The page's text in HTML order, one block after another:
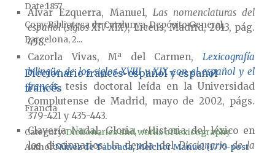
Alvar Ezquerra, Manuel,Las nomenclaturas del
español (siglos XIV-XIX), Liceus, Madrid, 2013, pág.
458.
Cazorla Vivas, Mª del Carmen,Lexicografía
bilingüe de los siglos XVIII y XIX con el español y el
francés, tesis doctoral leída en la Universidad
Complutense de Madrid, mayo de 2002, págs.
379-421 y 435-443.
Clavería Nadal, Gloria, «Historia del léxico en
los diccionarios: la deuda delDiccionario de la
Date1857
CopyBiblioteca de Catalunya, Depósito General,
Barcelona, 2...
Diccionario francés-español y español
francés
Francia
Category:Dictionaries and works of lexicography
AuthorNúñez de Taboada, Melchor Manuel (1775-post